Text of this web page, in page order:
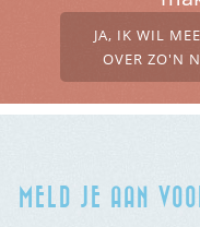
JA, IK WIL
OVER ZO'N
MELD JE AAN